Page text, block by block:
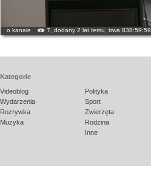
o kanale 7, dodany 2 lat temu, trwa 838:59:59
Kategorie
Videoblog
Wydarzenia
Rozrywka
Muzyka
Polityka
Sport
Zwierzęta
Rodzina
Inne